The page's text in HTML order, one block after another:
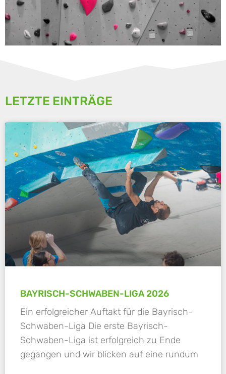
LETZTE EINTRÄGE
BAYRISCH-SCHWABEN-LIGA 2026
Ein erfolgreicher Auftakt für die Bayrisch-
Schwaben-Liga Die erste Bayrisch-
Schwaben-Liga ist erfolgreich zu Ende
gegangen und wir blicken auf eine rundum